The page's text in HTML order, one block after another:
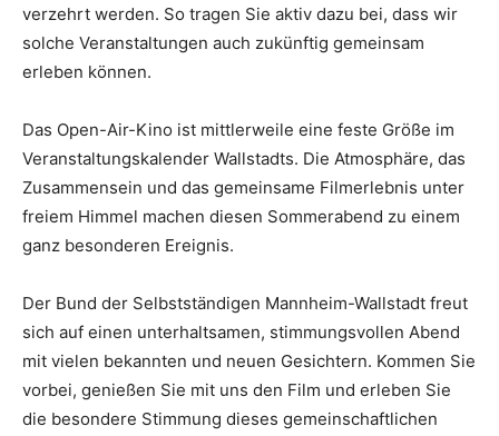
verzehrt werden. So tragen Sie aktiv dazu bei, dass wir
solche Veranstaltungen auch zukünftig gemeinsam
erleben können.
Das Open-Air-Kino ist mittlerweile eine feste Größe im
Veranstaltungskalender Wallstadts. Die Atmosphäre, das
Zusammensein und das gemeinsame Filmerlebnis unter
freiem Himmel machen diesen Sommerabend zu einem
ganz besonderen Ereignis.
Der Bund der Selbstständigen Mannheim-Wallstadt freut
sich auf einen unterhaltsamen, stimmungsvollen Abend
mit vielen bekannten und neuen Gesichtern. Kommen Sie
vorbei, genießen Sie mit uns den Film und erleben Sie
die besondere Stimmung dieses gemeinschaftlichen